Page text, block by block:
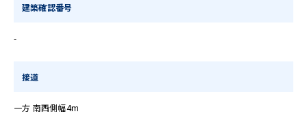
建築確認番号
-
接道
一方 南西側幅4m